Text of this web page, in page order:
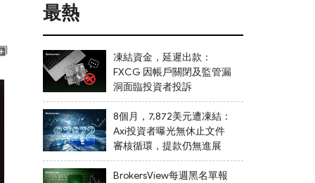
最熱
凍結資金，延遲出款：
FXCG 因帳戶關閉及監管漏
洞面臨投資者投訴
8個月，7,872美元遭凍結：
Axi投資者曝光無休止文件
審核循環，提款仍無進展
BrokersView每週黑名單報